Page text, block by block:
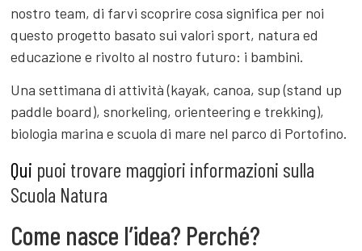
nostro team, di farvi scoprire cosa significa per noi
questo progetto basato sui valori sport, natura ed
educazione e rivolto al nostro futuro: i bambini.
Una settimana di attività (kayak, canoa, sup (stand up
paddle board), snorkeling, orienteering e trekking),
biologia marina e scuola di mare nel parco di Portofino.
Qui puoi trovare maggiori informazioni sulla
Scuola Natura
Come nasce l’idea? Perché?